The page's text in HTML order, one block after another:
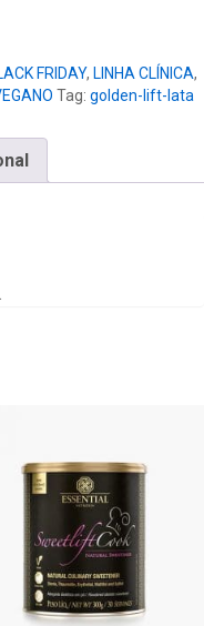
FRIDAY, LINHA CLÍNICA,
Tag: golden-lift-lata